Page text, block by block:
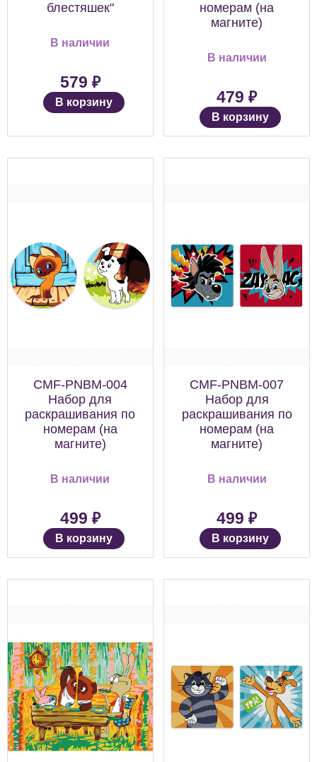
блестяшек"
В наличии
579 ₽
В корзину
номерам (на
магните)
В наличии
479 ₽
В корзину
CMF-PNBM-004
Набор для
раскрашивания по
номерам (на
магните)
В наличии
499 ₽
В корзину
CMF-PNBM-007
Набор для
раскрашивания по
номерам (на
магните)
В наличии
499 ₽
В корзину